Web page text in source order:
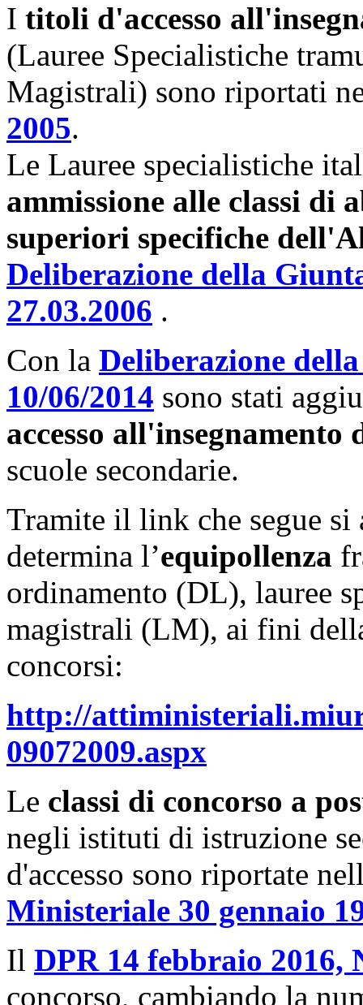
I titoli d'accesso
(Lauree Specialistiche
Magistrali) sono riportati
2005.
Le Lauree specialistiche
ammissione alle classi di
superiori specifiche
Deliberazione della
27.03.2006 .
Con la Deliberazione
10/06/2014 sono stati
accesso all'insegnamento
scuole secondarie.
Tramite il link che segue si
determina l’equipollenza
ordinamento (DL), lauree
magistrali (LM), ai fini
concorsi:
http://
09072009.aspx
Le classi di concorso a
negli istituti di istruzione
d'accesso sono riportate
Ministeriale 30 gennaio
Il DPR 14 febbraio 2016,
concorso, cambiando la